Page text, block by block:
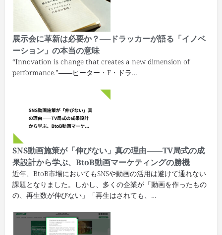
展示会に革新は必要か？──ドラッカーが語る「イノベ
ーション」の本当の意味
“Innovation is change that creates a new dimension of
performance.”――ピーター・F・ドラ…
SNS動画施策が「伸びない」真の理由――TV局式の成
果設計から学ぶ、BtoB動画マーケティングの勝機
近年、BtoB市場においてもSNSや動画の活用は避けて通れない
課題となりました。しかし、多くの企業が「動画を作ったもの
の、再生数が伸びない」「再生はされても、…